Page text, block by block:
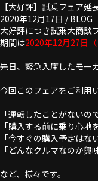
【大好評】試乗フェア延
2020年12月17日 /BLOG
大好評につき試乗大商談
期間は2020年12月27日（
先日、緊急入庫したモー
今回このフェアをご利用
「運転したことがないの
「購入する前に乗り心地
「今すぐの購入予定はな
「どんなクルマなのか興
など、様々です。